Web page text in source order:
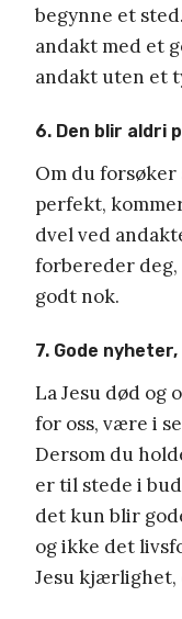
begynne et
andakt med et
andakt uten et
6. Den blir aldri
Om du
perfekt,
dvel ved
forbereder deg,
godt nok.
7. Gode
La Jesu død og
for oss, være i
Dersom du
er til stede i
det kun blir
og ikke det
Jesu kjærlighet,